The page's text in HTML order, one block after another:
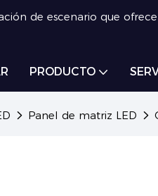
de escenario que
PRODUCTO
Panel de matriz LED